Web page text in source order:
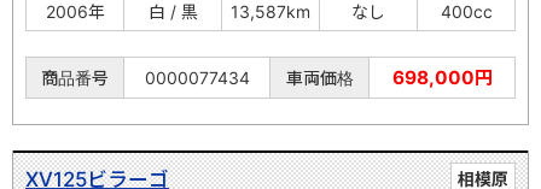
2006年
白 / 黒 13,587km なし 400cc
商品番号 0000077434 車両価格 698,000円
相模原
XV125ビラーゴ